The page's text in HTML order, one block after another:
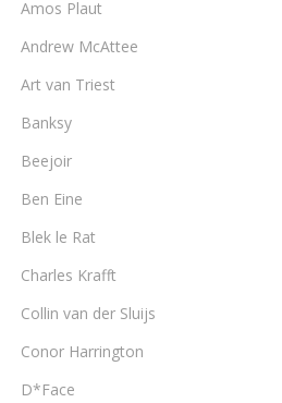
Amos Plaut
Andrew McAttee
Art van Triest
Banksy
Beejoir
Ben Eine
Blek le Rat
Charles Krafft
Collin van der Sluijs
Conor Harrington
D*Face